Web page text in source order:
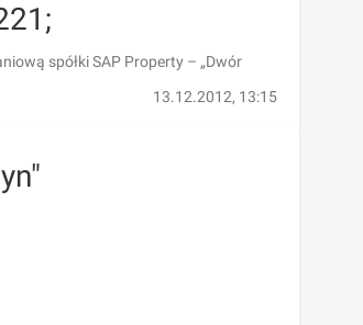
spółki SAP Property – „Dwór
13.12.2012, 13:15